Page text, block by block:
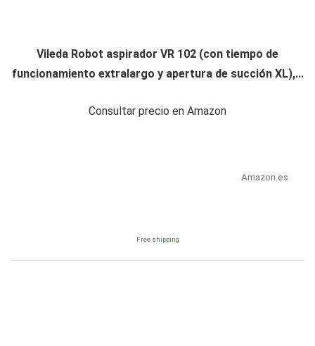
Vileda Robot aspirador VR 102 (con tiempo de
funcionamiento extralargo y apertura de succión XL),...
Consultar precio en Amazon
Amazon.es
Free shipping